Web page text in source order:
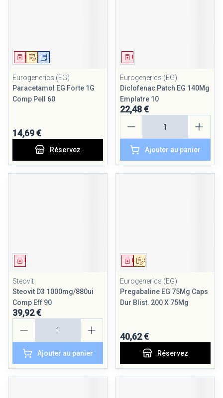
Sur prescription
Médicament
Eurogenerics (EG)
Paracetamol EG Forte 1G
Comp Pell 60
14,69 €
Réservez
Eurogenerics (EG)
Diclofenac Patch EG 140Mg
Emplatre 10
22,48 €
Ajouter au panier
Steovit
Steovit D3 1000mg/880ui
Comp Eff 90
39,92 €
Ajouter au panier
Sur prescription
Médicament
Eurogenerics (EG)
Pregabaline EG 75Mg Caps
Dur Blist. 200 X 75Mg
40,62 €
Réservez